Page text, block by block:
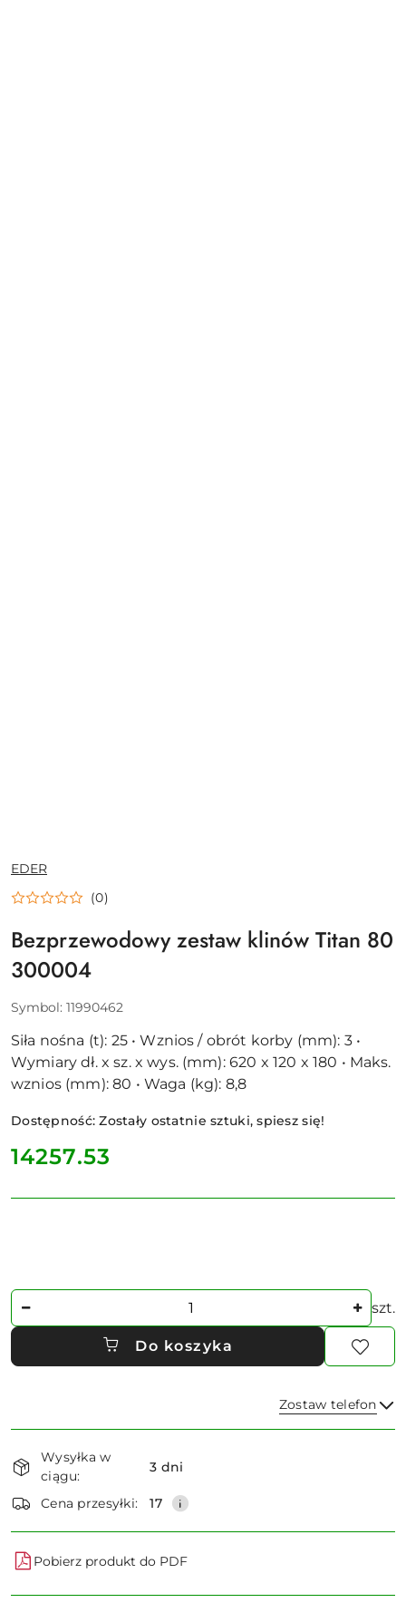
NAZWA
PRODUCENTA:
EDER
(0)
Bezprzewodowy zestaw klinów Titan 80
300004
Symbol: 11990462
Siła nośna (t): 25 • Wznios / obrót korby (mm): 3 •
Wymiary dł. x sz. x wys. (mm): 620 x 120 x 180 • Maks.
wznios (mm): 80 • Waga (kg): 8,8
Dostępność:Zostały ostatnie sztuki, spiesz się!
cena:
14257.53
Ilość szt.
Do koszyka
Zostaw telefon
i
dostawa
Wysyłka w
ciągu:
3 dni
Cena przesyłki: 17
Pobierz produkt do PDF